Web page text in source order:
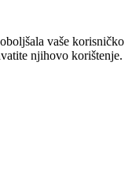
vaše korisničko
njihovo korištenje.